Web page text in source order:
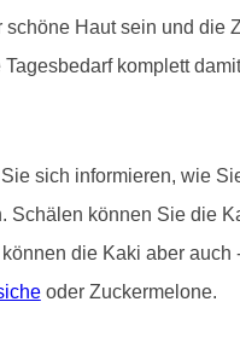
Haut sein und
komplett
sich informieren, wie
können Sie die
die Kaki aber
oder Zuckermelone.